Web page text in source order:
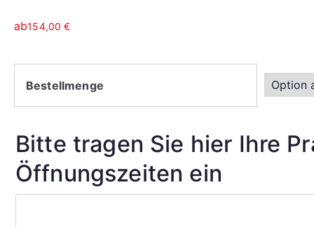
ab154,00€
Bestellmenge
Bitte tragen Sie hier Ihre
Öffnungszeiten ein